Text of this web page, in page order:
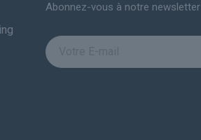
Abonnez-vous à notre newsletter